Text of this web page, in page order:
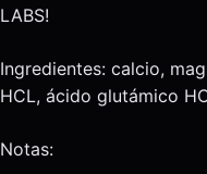
LABS!
Ingredientes: calcio,
HCL, ácido glutámico
Notas: